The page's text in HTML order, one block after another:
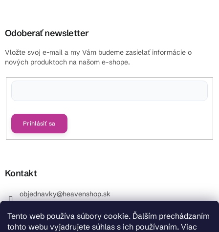
Tento web používa súbory cookie. Ďalším prechádzaním
tohto webu vyjadrujete súhlas s ich používaním. Viac
Odoberať newsletter
Vložte svoj e-mail a my Vám budeme zasielať informácie o
nových produktoch na našom e-shope.
Prihlásiť sa
Kontakt
objednavky@heavenshop.sk
_Info objednávky : +421 914 399 399 Pracovné dni od
8.00 hod. do 12.00 . REKLAMÁCIE : +421 914 399 399